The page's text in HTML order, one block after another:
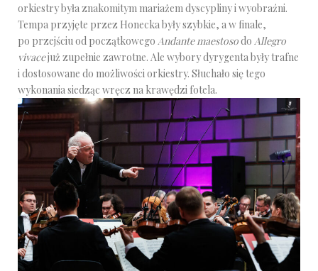
orkiestry była znakomitym mariażem dyscypliny i wyobraźni.
Tempa przyjęte przez Honecka były szybkie, a w finale,
po przejściu od początkowego Andante maestosodo Allegro
vivacejuż zupełnie zawrotne. Ale wybory dyrygenta były trafne
i dostosowane do możliwości orkiestry. Słuchało się tego
wykonania siedząc wręcz na krawędzi fotela.